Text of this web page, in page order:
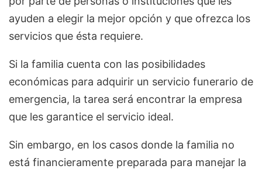
ayuden a elegir la mejor opción y que ofrezca los
servicios que ésta requiere.
Si la familia cuenta con las posibilidades
económicas para adquirir un servicio funerario de
emergencia, la tarea será encontrar la empresa
que les garantice el servicio ideal.
Sin embargo, en los casos donde la familia no
está financieramente preparada para manejar la